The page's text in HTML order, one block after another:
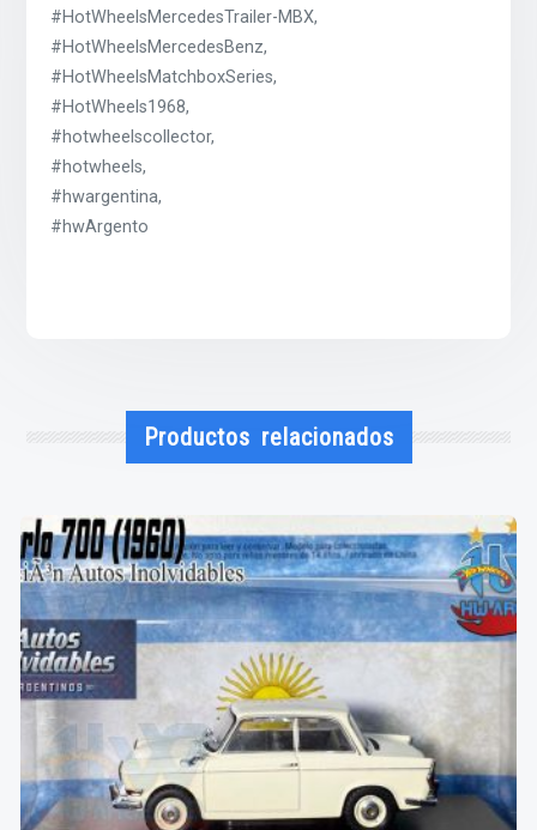
#HotWheelsMercedesTrailer-MBX,
#HotWheelsMercedesBenz,
#HotWheelsMatchboxSeries,
#HotWheels1968,
#hotwheelscollector,
#hotwheels,
#hwargentina,
#hwArgento
Productos relacionados